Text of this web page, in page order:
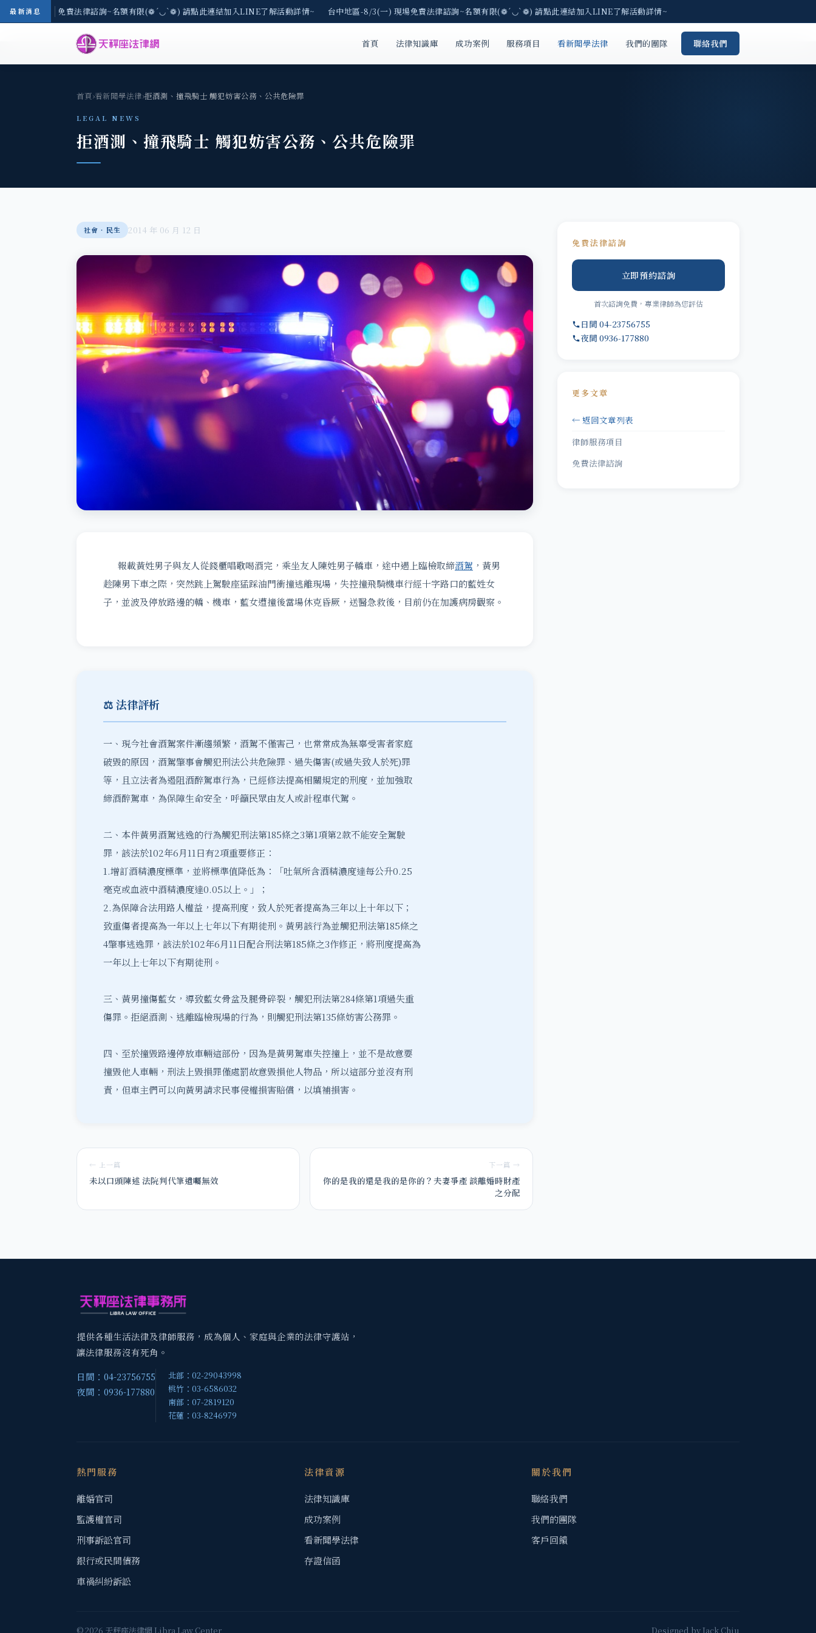
最新消息
3(一) 現場免費法律諮詢~名額有限(❁´◡`❁) 請點此連結加入LINE了解活動詳情~ 台中地區-8/3(一) 現場免費法律諮詢~名額有限(❁´◡`❁) 請點此連結加入LINE了解活動詳情~
首頁 法律知識庫 成功案例 服務項目 看新聞學法律 我們的團隊 聯絡我們
首頁›看新聞學法律›拒酒測、撞飛騎士 觸犯妨害公務、公共危險罪
LEGAL NEWS
拒酒測、撞飛騎士 觸犯妨害公務、公共危險罪
社會‧民生 2014 年 06 月 12 日
報載黃姓男子與友人從錢櫃唱歌喝酒完，乘坐友人陳姓男子轎車，途中遇上臨檢取締酒駕 ，黃男
趁陳男下車之際，突然跳上駕駛座猛踩油門衝撞逃離現場，失控撞飛騎機車行經十字路口的藍姓女
子，並波及停放路邊的轎、機車，藍女遭撞後當場休克昏厥，送醫急救後，目前仍在加護病房觀察。
⚖️ 法律評析
一、現今社會酒駕案件漸趨頻繁，酒駕不僅害己，也常常成為無辜受害者家庭
破毀的原因，酒駕肇事會觸犯刑法公共危險罪、過失傷害(或過失致人於死)罪
等，且立法者為遏阻酒醉駕車行為，已經修法提高相關規定的刑度，並加強取
締酒醉駕車，為保障生命安全，呼籲民眾由友人或計程車代駕。
二、本件黃男酒駕逃逸的行為觸犯刑法第185條之3第1項第2款不能安全駕駛
罪，該法於102年6月11日有2項重要修正：
1.增訂酒精濃度標準，並將標準值降低為：「吐氣所含酒精濃度達每公升0.25
毫克或血液中酒精濃度達0.05以上。」；
2.為保障合法用路人權益，提高刑度，致人於死者提高為三年以上十年以下；
致重傷者提高為一年以上七年以下有期徒刑。黃男該行為並觸犯刑法第185條之
4肇事逃逸罪，該法於102年6月11日配合刑法第185條之3作修正，將刑度提高為
一年以上七年以下有期徒刑。
三、黃男撞傷藍女，導致藍女骨盆及腿骨碎裂，觸犯刑法第284條第1項過失重
傷罪。拒絕酒測、逃離臨檢現場的行為，則觸犯刑法第135條妨害公務罪。
四、至於撞毀路邊停放車輛這部份，因為是黃男駕車失控撞上，並不是故意要
撞毀他人車輛，刑法上毀損罪僅處罰故意毀損他人物品，所以這部分並沒有刑
責，但車主們可以向黃男請求民事侵權損害賠償 ，以填補損害。
← 上一篇
未以口頭陳述 法院判代筆遺囑無效
下一篇 →
你的是我的還是我的是你的？夫妻爭產 談離婚時財產
之分配
免費法律諮詢
立即預約諮詢
首次諮詢免費，專業律師為您評估
日間 04-23756755
夜間 0936-177880
更多文章
← 返回文章列表
律師服務項目
免費法律諮詢
提供各種生活法律及律師服務，成為個人、家庭與企業的法律守護站，
讓法律服務沒有死角。
日間：04-23756755
夜間：0936-177880
北部：02-29043998
桃竹：03-6586032
南部：07-2819120
花蓮：03-8246979
熱門服務
離婚官司
監護權官司
刑事訴訟官司
銀行或民間債務
車禍糾紛訴訟
法律資源
法律知識庫
成功案例
看新聞學法律
存證信函
關於我們
聯絡我們
我們的團隊
客戶回饋
© 2026 天秤座法律網 Libra Law Center Designed byJack Chiu